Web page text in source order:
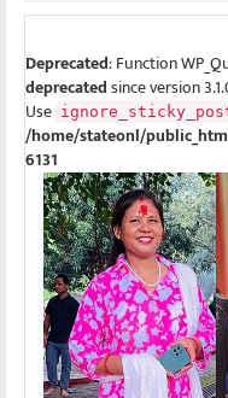
Deprecated: Function
deprecatedsince version
Use
/home/stateonl/
6131